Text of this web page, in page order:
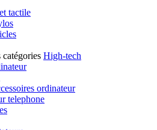
tactile
catégories High-tech
ordinateur
telephone